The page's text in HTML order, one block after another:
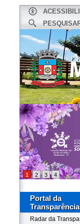
1 2 3 4
Portal da
Transparência
Radar da